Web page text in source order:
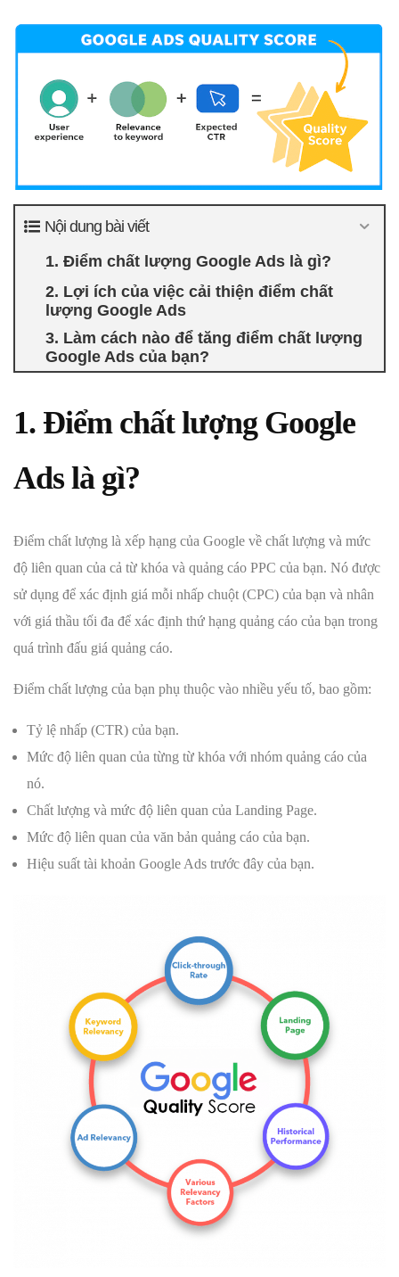
Nội dung bài viết
1. Điểm chất lượng Google Ads là gì?
2. Lợi ích của việc cải thiện điểm chất
lượng Google Ads
3. Làm cách nào để tăng điểm chất lượng
Google Ads của bạn?
1. Điểm chất lượng Google
Ads là gì?
Điểm chất lượng là xếp hạng của Google về chất lượng và mức
độ liên quan của cả từ khóa và quảng cáo PPC của bạn. Nó được
sử dụng để xác định giá mỗi nhấp chuột (CPC) của bạn và nhân
với giá thầu tối đa để xác định thứ hạng quảng cáo của bạn trong
quá trình đấu giá quảng cáo.
Điểm chất lượng của bạn phụ thuộc vào nhiều yếu tố, bao gồm:
Tỷ lệ nhấp (CTR) của bạn.
Mức độ liên quan của từng từ khóa với nhóm quảng cáo của
nó.
Chất lượng và mức độ liên quan của Landing Page.
Mức độ liên quan của văn bản quảng cáo của bạn.
Hiệu suất tài khoản Google Ads trước đây của bạn.